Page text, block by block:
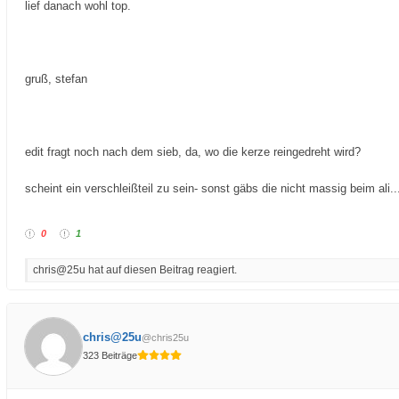
lief danach wohl top.
gruß, stefan
edit fragt noch nach dem sieb, da, wo die kerze reingedreht wird?
scheint ein verschleißteil zu sein- sonst gäbs die nicht massig beim
0 1
chris@25u hat auf diesen Beitrag reagiert.
chris@25u@chris25u
323 Beiträge